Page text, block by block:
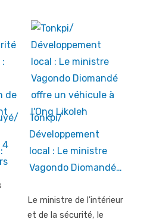
Tonkpi/
Développement
local : Le ministre
Vagondo Diomandé…
Le ministre de l'intérieur
et de la sécurité, le